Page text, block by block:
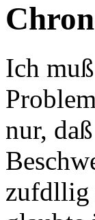
Ich
nur,
zufdllig